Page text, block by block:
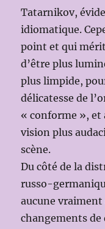
Tatarnikov,
idiomatique.
point et qui
d’être plus
plus limpide,
délicatesse de
« conforme », et
vision plus
scène.
Du côté de la
russo-
aucune
changements